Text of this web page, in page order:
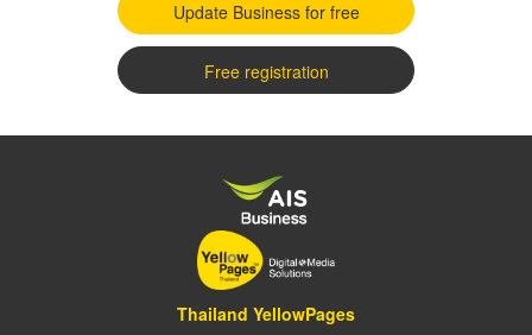
Update Business for free
Free registration
Thailand YellowPages